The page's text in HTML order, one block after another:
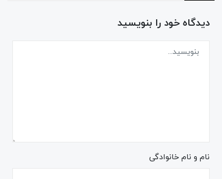
دیدگاه خود را بنویسید
نام و نام خانوادگی